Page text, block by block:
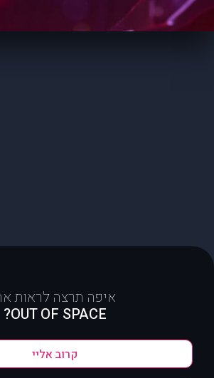
איפה תרצה לראות
OUT OF SPACE?